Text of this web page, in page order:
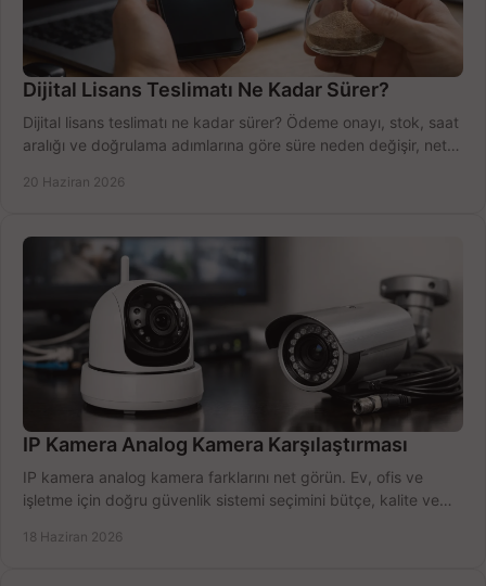
Dijital Lisans Teslimatı Ne Kadar Sürer?
Dijital lisans teslimatı ne kadar sürer? Ödeme onayı, stok, saat
aralığı ve doğrulama adımlarına göre süre neden değişir, net
20 Haziran 2026
IP Kamera Analog Kamera Karşılaştırması
IP kamera analog kamera farklarını net görün. Ev, ofis ve
işletme için doğru güvenlik sistemi seçimini bütçe, kalite ve
18 Haziran 2026